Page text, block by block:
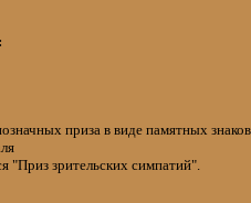
приза в виде памятных
"Приз зрительских симпатий".